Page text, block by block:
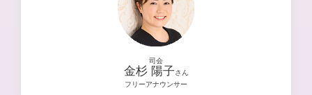
司会
金杉 陽子さん
フリーアナウンサー